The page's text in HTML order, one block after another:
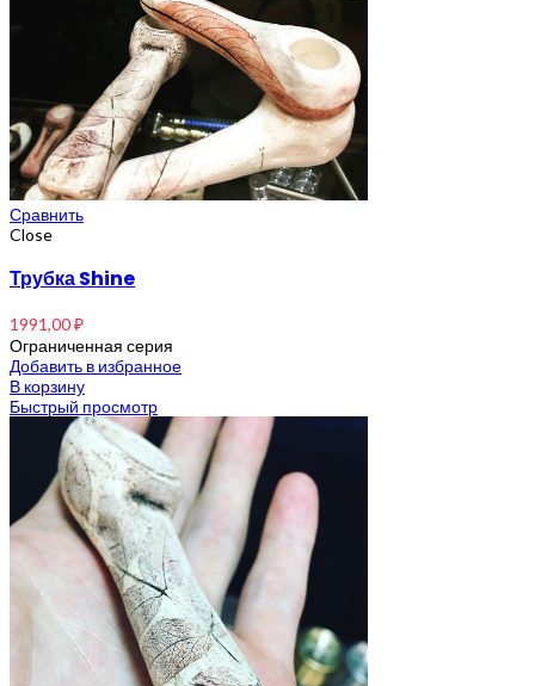
Сравнить
Close
Трубка Shine
1991,00₽
Ограниченная серия
Добавить в избранное
В корзину
Быстрый просмотр